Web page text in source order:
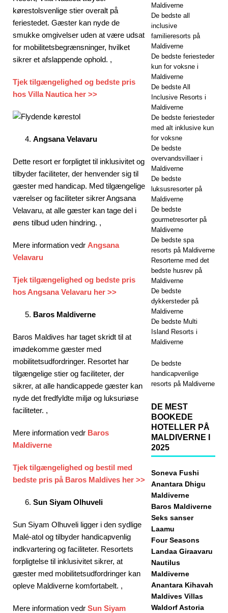
kørestolsvenlige stier overalt på
feriestedet. Gæster kan nyde de
smukke omgivelser uden at være udsat
for mobilitetsbegrænsninger, hvilket
sikrer et afslappende ophold. ,
Tjek tilgængelighed og bedste pris
hos Villa Nautica her >>
Angsana Velavaru
Dette resort er forpligtet til inklusivitet og
tilbyder faciliteter, der henvender sig til
gæster med handicap. Med tilgængelige
værelser og faciliteter sikrer Angsana
Velavaru, at alle gæster kan tage del i
øens tilbud uden hindring. ,
Mere information vedr Angsana
Velavaru
Tjek tilgængelighed og bedste pris
hos Angsana Velavaru her >>
Baros Maldiverne
Baros Maldives har taget skridt til at
imødekomme gæster med
mobilitetsudfordringer. Resortet har
tilgængelige stier og faciliteter, der
sikrer, at alle handicappede gæster kan
nyde det fredfyldte miljø og luksuriøse
faciliteter. ,
Mere information vedr Baros
Maldiverne
Tjek tilgængelighed og bestil med
bedste pris på Baros Maldives her >>
Sun Siyam Olhuveli
Sun Siyam Olhuveli ligger i den sydlige
Malé-atol og tilbyder handicapvenlig
indkvartering og faciliteter. Resortets
forpligtelse til inklusivitet sikrer, at
gæster med mobilitetsudfordringer kan
opleve Maldiverne komfortabelt. ,
Mere information vedr Sun Siyam
Maldiverne
De bedste all
inclusive
familieresorts på
Maldiverne
De bedste feriesteder
kun for voksne i
Maldiverne
De bedste All
Inclusive Resorts i
Maldiverne
De bedste feriesteder
med alt inklusive kun
for voksne
De bedste
overvandsvillaer i
Maldiverne
De bedste
luksusresorter på
Maldiverne
De bedste
gourmetresorter på
Maldiverne
De bedste spa
resorts på Maldiverne
Resorterne med det
bedste husrev på
Maldiverne
De bedste
dykkersteder på
Maldiverne
De bedste Multi
Island Resorts i
Maldiverne
De bedste
handicapvenlige
resorts på Maldiverne
DE MEST
BOOKEDE
HOTELLER PÅ
MALDIVERNE I
2025
Soneva Fushi
Anantara Dhigu
Maldiverne
Baros Maldiverne
Seks sanser
Laamu
Four Seasons
Landaa Giraavaru
Nautilus
Maldiverne
Anantara Kihavah
Maldives Villas
Waldorf Astoria